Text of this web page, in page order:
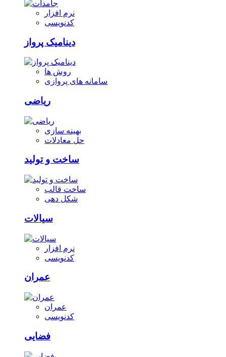
نرم افزار
کدنویسی
دینامیک پرواز
روش ها
سامانه های پروازی
ریاضی
بهینه سازی
حل معادلات
ساخت و تولید
ساخت قالب
شکل دهی
سیالات
نرم افزار
کدنویسی
عمران
عمران
کدنویسی
فضایی